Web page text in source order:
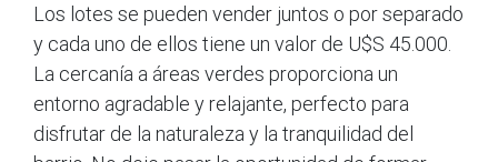
Los lotes se pueden vender juntos o por separado
y cada uno de ellos tiene un valor de U$S 45.000.
La cercanía a áreas verdes proporciona un
entorno agradable y relajante, perfecto para
disfrutar de la naturaleza y la tranquilidad del